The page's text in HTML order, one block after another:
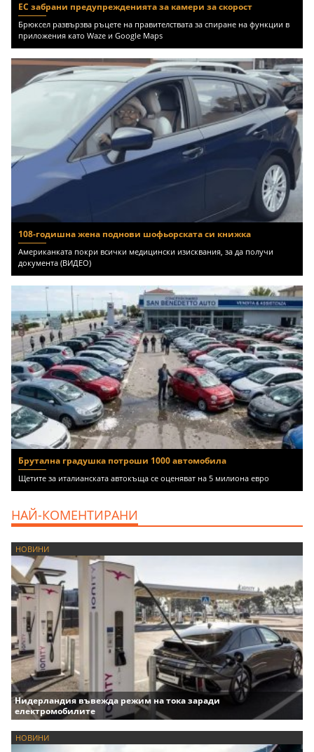
ЕС забрани предупрежденията за камери за скорост
Брюксел развързва ръцете на правителствата за спиране на функции в
приложения като Waze и Google Maps
108-годишна жена поднови шофьорската си книжка
Американката покри всички медицински изисквания, за да получи
документа (ВИДЕО)
Брутална градушка потроши 1000 автомобила
Щетите за италианската автокъща се оценяват на 5 милиона евро
НАЙ-КОМЕНТИРАНИ
НОВИНИ
Нидерландия въвежда режим на тока заради
електромобилите
НОВИНИ